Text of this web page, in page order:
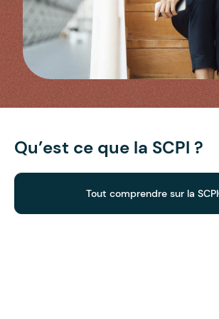
Qu’est ce que la SCPI ?
Tout comprendre sur la SCPI